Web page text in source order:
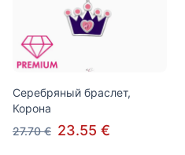
Серебряный браслет,
Корона
27.70 € 23.55 €